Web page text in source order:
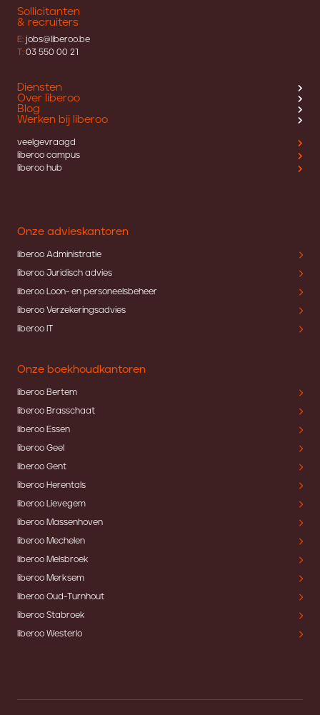
Sollicitanten
& recruiters
E: jobs@liberoo.be
T: 03 550 00 21
Diensten
Over liberoo
Blog
Werken bij liberoo
veelgevraagd
liberoo campus
liberoo hub
Onze advieskantoren
liberoo Administratie
liberoo Juridisch advies
liberoo Loon- en personeelsbeheer
liberoo Verzekeringsadvies
liberoo IT
Onze boekhoudkantoren
liberoo Bertem
liberoo Brasschaat
liberoo Essen
liberoo Geel
liberoo Gent
liberoo Herentals
liberoo Lievegem
liberoo Massenhoven
liberoo Mechelen
liberoo Melsbroek
liberoo Merksem
liberoo Oud-Turnhout
liberoo Stabroek
liberoo Westerlo